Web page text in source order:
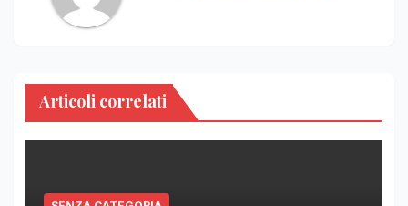
Articoli correlati